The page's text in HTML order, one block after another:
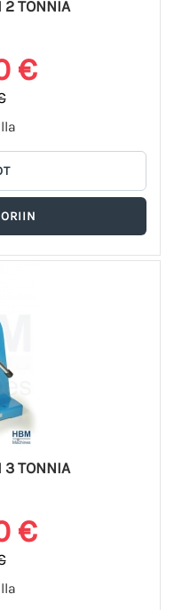
2 TONNIA
€
3 TONNIA
€